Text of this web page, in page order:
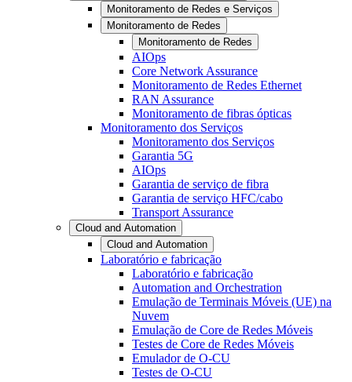
Monitoramento de Redes e Serviços
Monitoramento de Redes
Monitoramento de Redes
AIOps
Core Network Assurance
Monitoramento de Redes Ethernet
RAN Assurance
Monitoramento de fibras ópticas
Monitoramento dos Serviços
Monitoramento dos Serviços
Garantia 5G
AIOps
Garantia de serviço de fibra
Garantia de serviço HFC/cabo
Transport Assurance
Cloud and Automation
Cloud and Automation
Laboratório e fabricação
Laboratório e fabricação
Automation and Orchestration
Emulação de Terminais Móveis (UE) na
Nuvem
Emulação de Core de Redes Móveis
Testes de Core de Redes Móveis
Emulador de O-CU
Testes de O-CU